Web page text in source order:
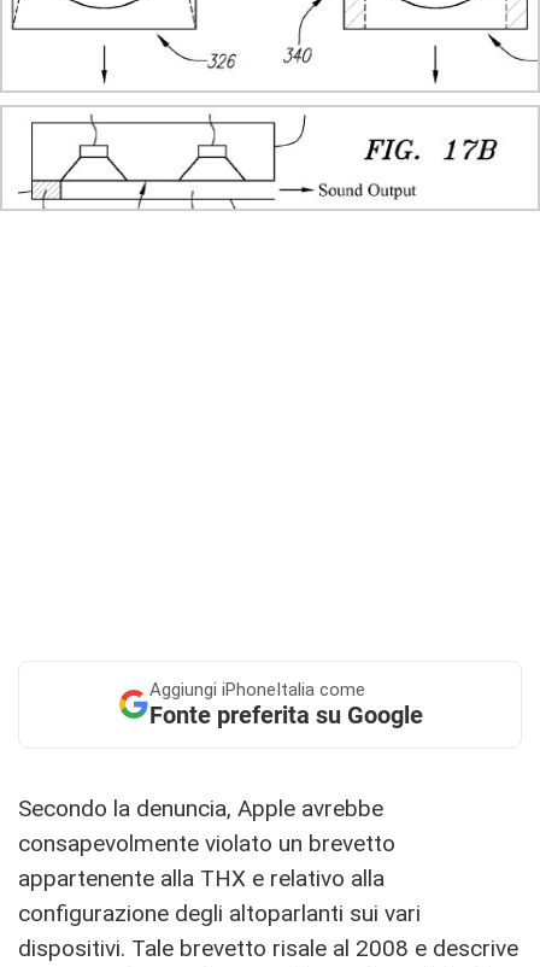
Aggiungi iPhoneItalia come
Fonte preferita su Google
Secondo la denuncia, Apple avrebbe
consapevolmente violato un brevetto
appartenente alla THX e relativo alla
configurazione degli altoparlanti sui vari
dispositivi. Tale brevetto risale al 2008 e descrive